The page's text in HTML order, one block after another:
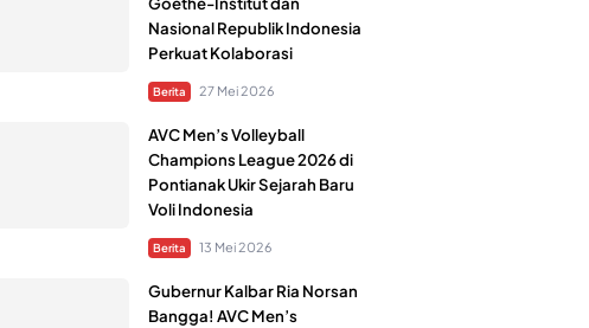
Nasional Republik Indonesia
Perkuat Kolaborasi
Berita 27 Mei 2026
AVC Men’s Volleyball
Champions League 2026 di
Pontianak Ukir Sejarah Baru
Voli Indonesia
Berita 13 Mei 2026
Gubernur Kalbar Ria Norsan
Bangga! AVC Men’s